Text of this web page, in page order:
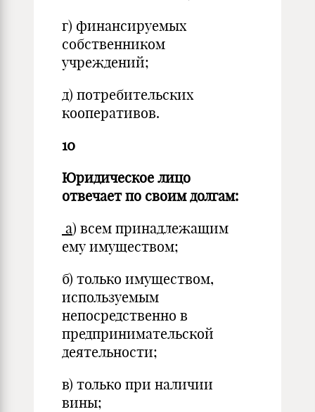
г) финансируемых
собственником
учреждений;
д) потребительских
кооперативов.
10
Юридическое лицо
отвечает по своим долгам:
а) всем принадлежащим
ему имуществом;
б) только имуществом,
используемым
непосредственно в
предпринимательской
деятельности;
в) только при наличии
вины;